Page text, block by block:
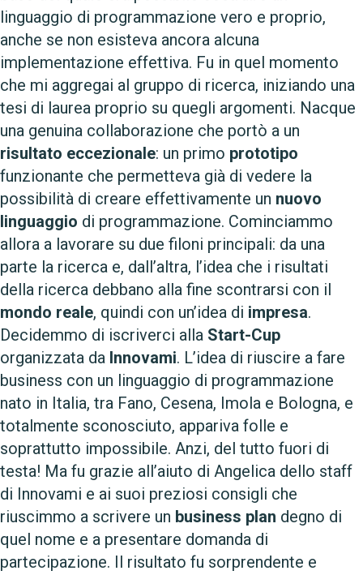
linguaggio di programmazione vero e proprio,
anche se non esisteva ancora alcuna
implementazione effettiva. Fu in quel momento
che mi aggregai al gruppo di ricerca, iniziando una
tesi di laurea proprio su quegli argomenti. Nacque
una genuina collaborazione che portò a un
risultato eccezionale: un primo prototipo
funzionante che permetteva già di vedere la
possibilità di creare effettivamente un nuovo
linguaggio di programmazione. Cominciammo
allora a lavorare su due filoni principali: da una
parte la ricerca e, dall’altra, l’idea che i risultati
della ricerca debbano alla fine scontrarsi con il
mondo reale, quindi con un’idea di impresa.
Decidemmo di iscriverci alla Start-Cup
organizzata da Innovami. L’idea di riuscire a fare
business con un linguaggio di programmazione
nato in Italia, tra Fano, Cesena, Imola e Bologna, e
totalmente sconosciuto, appariva folle e
soprattutto impossibile. Anzi, del tutto fuori di
testa! Ma fu grazie all’aiuto di Angelica dello staff
di Innovami e ai suoi preziosi consigli che
riuscimmo a scrivere un business plan degno di
quel nome e a presentare domanda di
partecipazione. Il risultato fu sorprendente e